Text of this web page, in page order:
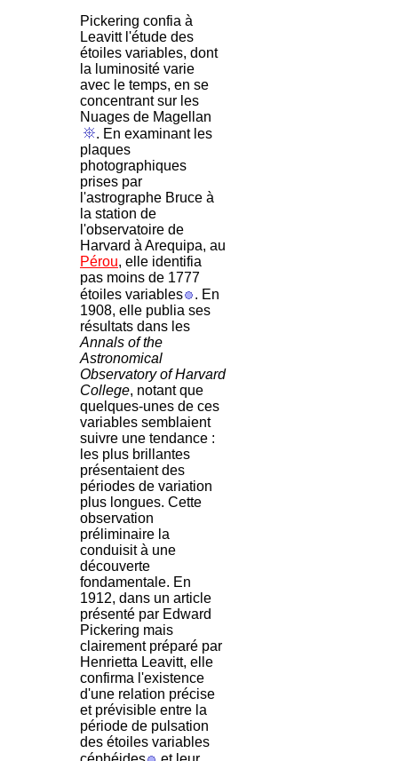
Pickering confia à
Leavitt l'étude des
étoiles variables, dont
la luminosité varie
avec le temps, en se
concentrant sur les
Nuages de Magellan
. En examinant les
plaques
photographiques
prises par
l'astrographe Bruce à
la station de
l'observatoire de
Harvard à Arequipa, au
Pérou, elle identifia
pas moins de 1777
étoiles variables
. En
1908, elle publia ses
résultats dans les
Annals of the
Astronomical
Observatory of Harvard
College, notant que
quelques-unes de ces
variables semblaient
suivre une tendance :
les plus brillantes
présentaient des
périodes de variation
plus longues. Cette
observation
préliminaire la
conduisit à une
découverte
fondamentale. En
1912, dans un article
présenté par Edward
Pickering mais
clairement préparé par
Henrietta Leavitt, elle
confirma l'existence
d'une relation précise
et prévisible entre la
période de pulsation
des étoiles variables